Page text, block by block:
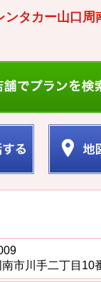
ンタカー山口周
市川手二丁目10